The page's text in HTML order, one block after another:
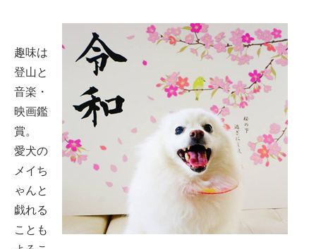
趣味は
登山と
音楽・
映画鑑
賞。
愛犬の
メイち
ゃんと
戯れる
ことも